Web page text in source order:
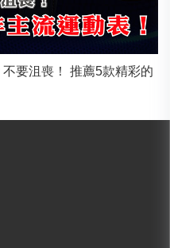
不要沮喪！ 推薦5款精彩的